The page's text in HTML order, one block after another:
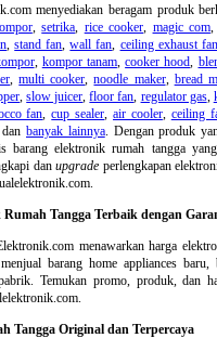
menyediakan beragam produk
,setrika, rice cooker, magic com
,stand fan,wall fan, ceiling exhaust fan
, kompor tanam,cooker hood,
,multi cooker,noodle maker, bread
,slow juicer,floor fan, regulator gas,
fan,cup sealer,air cooler, ceiling
banyak lainnya. Dengan produk
barang elektronik rumah tangga
danupgrade perlengkapan
Tangga Terbaik dengan
menawarkan harga
barang home appliances
Temukan promo, produk, dan
Tangga Original dan Terpercaya